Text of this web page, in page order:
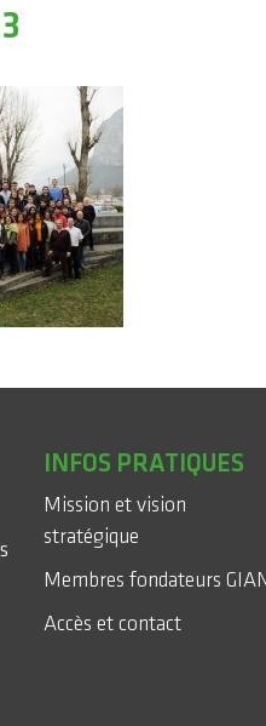
INFOS PRATIQUES
Mission et vision
stratégique
Membres fondateurs
Accès et contact